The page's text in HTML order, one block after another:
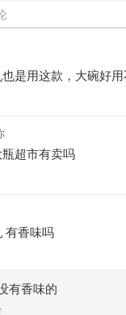
是用这款，大碗好
超市有卖吗
有香味吗
有香味的